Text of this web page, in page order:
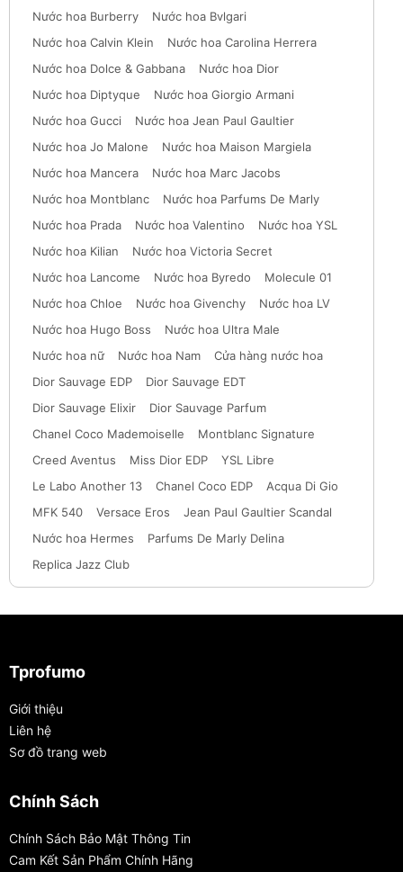
Nước hoa Burberry
Nước hoa Bvlgari
Nước hoa Calvin Klein
Nước hoa Carolina Herrera
Nước hoa Dolce & Gabbana
Nước hoa Dior
Nước hoa Diptyque
Nước hoa Giorgio Armani
Nước hoa Gucci
Nước hoa Jean Paul Gaultier
Nước hoa Jo Malone
Nước hoa Maison Margiela
Nước hoa Mancera
Nước hoa Marc Jacobs
Nước hoa Montblanc
Nước hoa Parfums De Marly
Nước hoa Prada
Nước hoa Valentino
Nước hoa YSL
Nước hoa Kilian
Nước hoa Victoria Secret
Nước hoa Lancome
Nước hoa Byredo
Molecule 01
Nước hoa Chloe
Nước hoa Givenchy
Nước hoa LV
Nước hoa Hugo Boss
Nước hoa Ultra Male
Nước hoa nữ
Nước hoa Nam
Cửa hàng nước hoa
Dior Sauvage EDP
Dior Sauvage EDT
Dior Sauvage Elixir
Dior Sauvage Parfum
Chanel Coco Mademoiselle
Montblanc Signature
Creed Aventus
Miss Dior EDP
YSL Libre
Le Labo Another 13
Chanel Coco EDP
Acqua Di Gio
MFK 540
Versace Eros
Jean Paul Gaultier Scandal
Nước hoa Hermes
Parfums De Marly Delina
Replica Jazz Club
Tprofumo
Giới thiệu
Liên hệ
Sơ đồ trang web
Chính Sách
Chính Sách Bảo Mật Thông Tin
Cam Kết Sản Phẩm Chính Hãng